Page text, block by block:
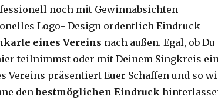
noch mit Gewinnabsichten
Logo- Design ordentlich Eindruck
eines Vereins nach außen. Egal, ob Du
teilnimmst oder mit Deinem Singkreis
Vereins präsentiert Euer Schaffen und so
denbestmöglichen Eindruck